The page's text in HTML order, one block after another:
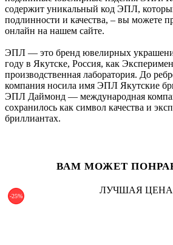
содержит уникальный код ЭПЛ,
подлинности и качества, – вы можете
онлайн на нашем сайте.
ЭПЛ — это бренд ювелирных
году в Якутске, Россия, как
производственная лаборатория. До
компания носила имя ЭПЛ Якутские
ЭПЛ Даймонд — международная
сохранилось как символ качества и
бриллиантах.
ВАМ МОЖЕТ
-25%
ЛУЧШАЯ ЦЕНА